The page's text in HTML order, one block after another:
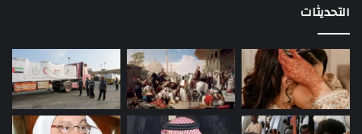
التحديثات